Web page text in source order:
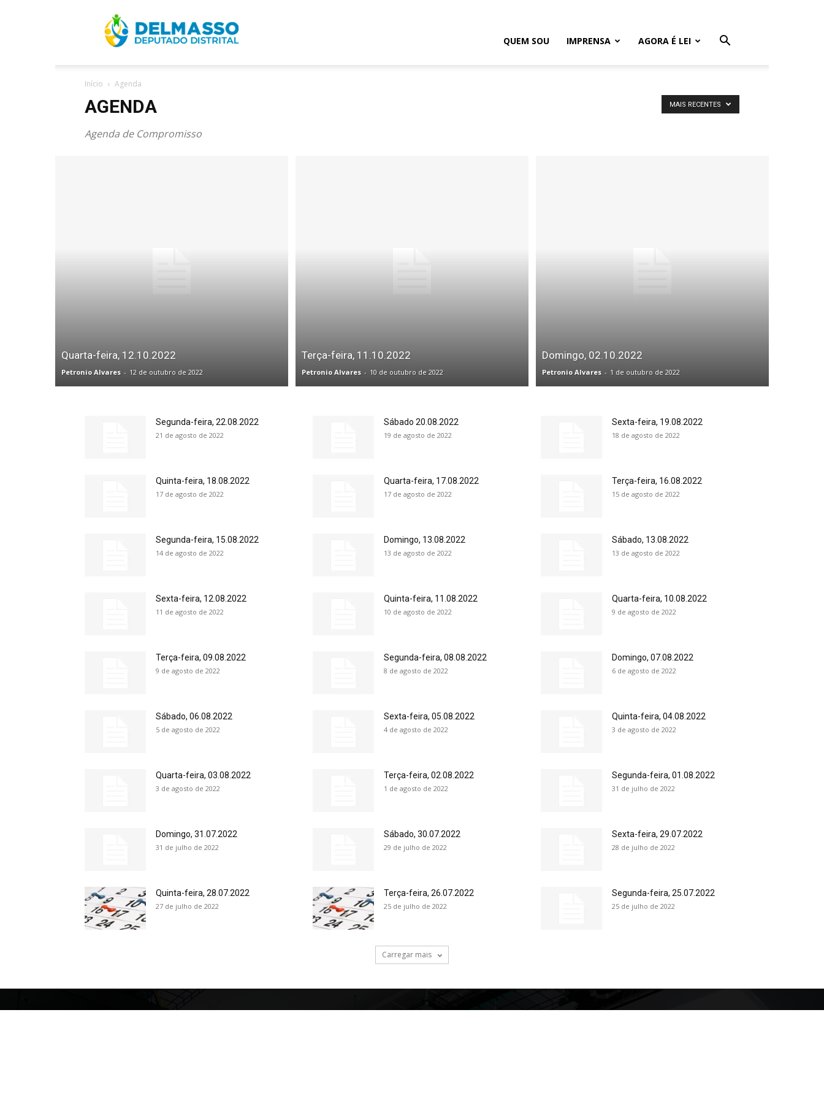
QUEM SOU IMPRENSA AGORA É LEI
Início Agenda
AGENDA
Agenda de Compromisso
MAIS RECENTES
Quarta-feira, 12.10.2022
Petronio Alvares - 12 de outubro de 2022
Terça-feira, 11.10.2022
Petronio Alvares - 10 de outubro de 2022
Domingo, 02.10.2022
Petronio Alvares - 1 de outubro de 2022
Segunda-feira, 22.08.2022
21 de agosto de 2022
Sábado 20.08.2022
19 de agosto de 2022
Sexta-feira, 19.08.2022
18 de agosto de 2022
Quinta-feira, 18.08.2022
17 de agosto de 2022
Quarta-feira, 17.08.2022
17 de agosto de 2022
Terça-feira, 16.08.2022
15 de agosto de 2022
Segunda-feira, 15.08.2022
14 de agosto de 2022
Domingo, 13.08.2022
13 de agosto de 2022
Sábado, 13.08.2022
13 de agosto de 2022
Sexta-feira, 12.08.2022
11 de agosto de 2022
Quinta-feira, 11.08.2022
10 de agosto de 2022
Quarta-feira, 10.08.2022
9 de agosto de 2022
Terça-feira, 09.08.2022
9 de agosto de 2022
Segunda-feira, 08.08.2022
8 de agosto de 2022
Domingo, 07.08.2022
6 de agosto de 2022
Sábado, 06.08.2022
5 de agosto de 2022
Sexta-feira, 05.08.2022
4 de agosto de 2022
Quinta-feira, 04.08.2022
3 de agosto de 2022
Quarta-feira, 03.08.2022
3 de agosto de 2022
Terça-feira, 02.08.2022
1 de agosto de 2022
Segunda-feira, 01.08.2022
31 de julho de 2022
Domingo, 31.07.2022
31 de julho de 2022
Sábado, 30.07.2022
29 de julho de 2022
Sexta-feira, 29.07.2022
28 de julho de 2022
Quinta-feira, 28.07.2022
27 de julho de 2022
Terça-feira, 26.07.2022
25 de julho de 2022
Segunda-feira, 25.07.2022
25 de julho de 2022
Carregar mais